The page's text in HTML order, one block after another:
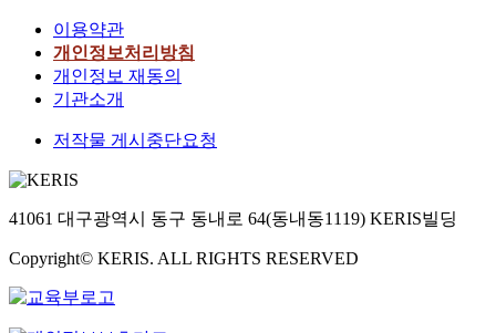
이용약관
개인정보처리방침
개인정보 재동의
기관소개
저작물 게시중단요청
41061 대구광역시 동구 동내로 64(동내동1119) KERIS빌딩
Copyright© KERIS. ALL RIGHTS RESERVED